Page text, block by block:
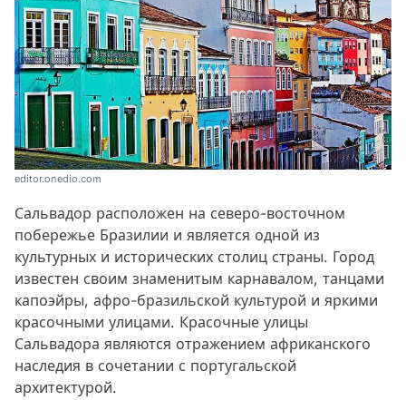
editor.onedio.com
Сальвадор расположен на северо-восточном
побережье Бразилии и является одной из
культурных и исторических столиц страны. Город
известен своим знаменитым карнавалом, танцами
капоэйры, афро-бразильской культурой и яркими
красочными улицами. Красочные улицы
Сальвадора являются отражением африканского
наследия в сочетании с португальской
архитектурой.